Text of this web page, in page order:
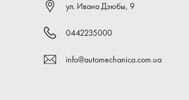
ул. Ивана Дзюбы, 9
0442235000
info@automechanica.com.ua